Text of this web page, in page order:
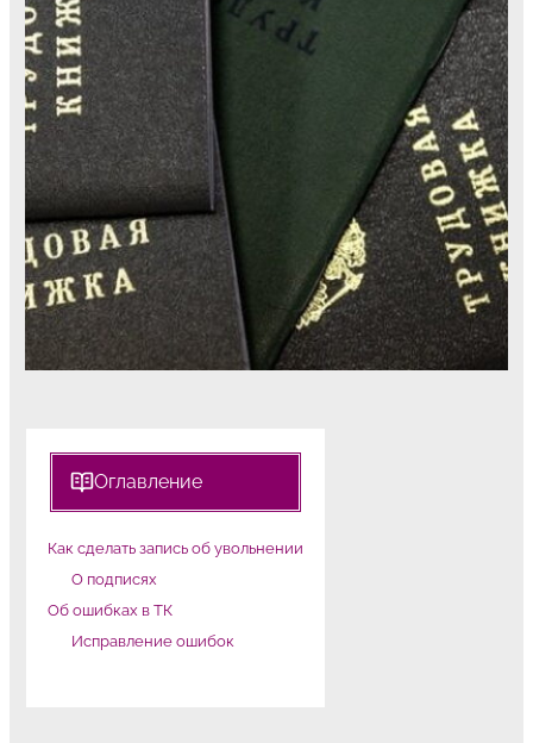
Оглавление
Как сделать запись об увольнении
О подписях
Об ошибках в ТК
Исправление ошибок